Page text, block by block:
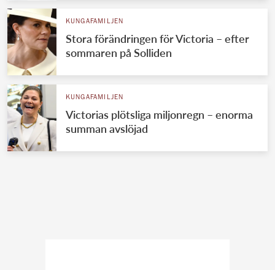
KUNGAFAMILJEN
Stora förändringen för Victoria – efter
sommaren på Solliden
KUNGAFAMILJEN
Victorias plötsliga miljonregn – enorma
summan avslöjad